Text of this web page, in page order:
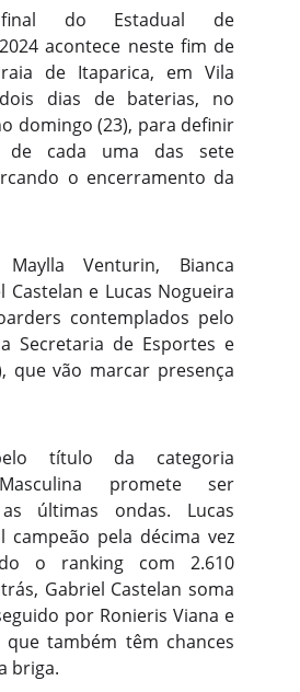
do Estadual de
acontece neste fim de
de Itaparica, em Vila
dias de baterias, no
domingo (23), para definir
de cada uma das sete
o encerramento da
Venturin, Bianca
Castelan e Lucas Nogueira
contemplados pelo
Secretaria de Esportes e
que vão marcar presença
título da categoria
promete ser
últimas ondas. Lucas
campeão pela décima vez
o ranking com 2.610
Gabriel Castelan soma
por Ronieris Viana e
que também têm chances
briga.